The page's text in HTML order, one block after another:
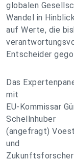
globalen
Wandel in
auf Werte, die
Entscheider
Das
mit
EU-Kommissar
Schellnhuber
(angefragt)
und